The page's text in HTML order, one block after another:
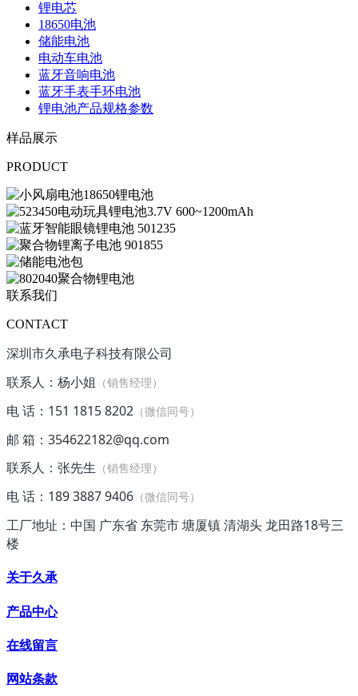
锂电芯
18650电池
储能电池
电动车电池
蓝牙音响电池
蓝牙手表手环电池
锂电池产品规格参数
样品展示
PRODUCT
联系我们
CONTACT
深圳市久承电子科技有限公司
联系人：杨小姐 （销售经理）
电 话：151 1815 8202 （微信同号）
邮 箱：354622182@qq.com
联系人：张先生 （销售经理）
电 话：189 3887 9406 （微信同号）
工厂地址：中国 广东省 东莞市 塘厦镇 清湖头 龙田路18号三
楼
关于久承
产品中心
在线留言
网站条款